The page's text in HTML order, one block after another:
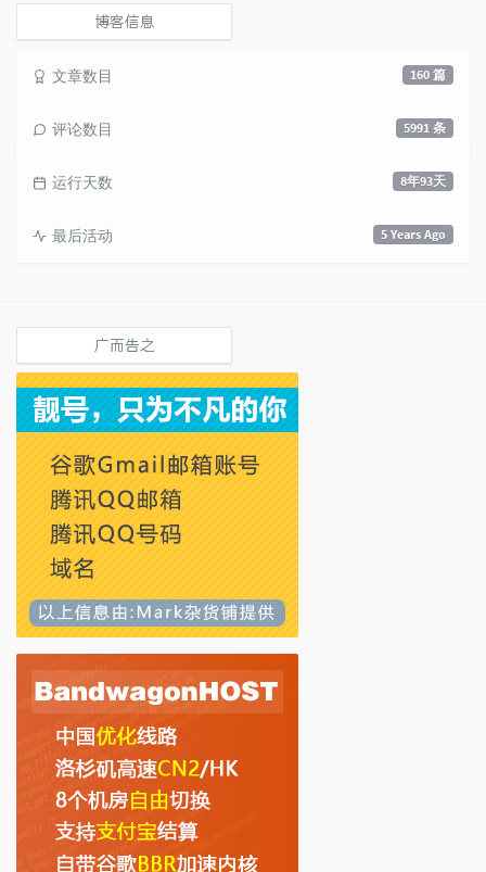
博客信息
160 篇
文章数目
5991 条
评论数目
8年93天
运行天数
5 Years Ago
最后活动
广而告之